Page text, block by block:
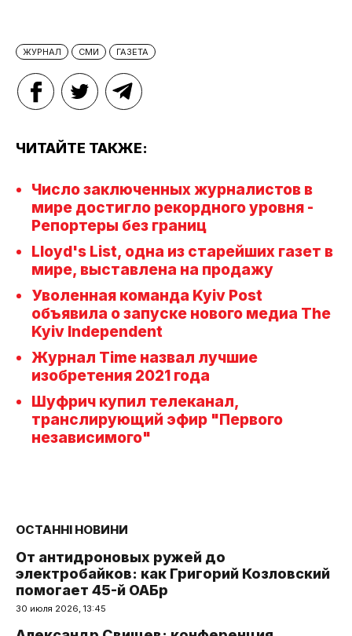
ЖУРНАЛ СМИ ГАЗЕТА
ЧИТАЙТЕ ТАКЖЕ:
Число заключенных журналистов в
мире достигло рекордного уровня -
Репортеры без границ
Lloyd's List, одна из старейших газет в
мире, выставлена на продажу
Уволенная команда Kyiv Post
объявила о запуске нового медиа The
Kyiv Independent
Журнал Time назвал лучшие
изобретения 2021 года
Шуфрич купил телеканал,
транслирующий эфир "Первого
независимого"
ОСТАННІ НОВИНИ
От антидроновых ружей до
электробайков: как Григорий Козловский
помогает 45-й ОАБр
30 июля 2026, 13:45